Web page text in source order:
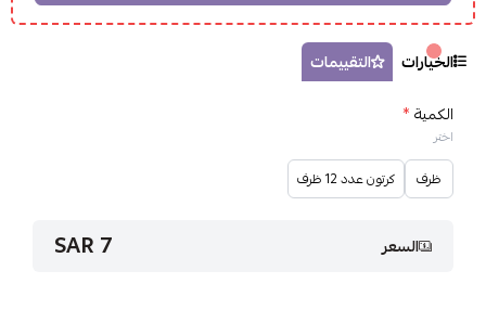
الخيارات
التقييمات
الكمية*
اختر
ظرف كرتون عدد 12 ظرف
السعر 7 SAR